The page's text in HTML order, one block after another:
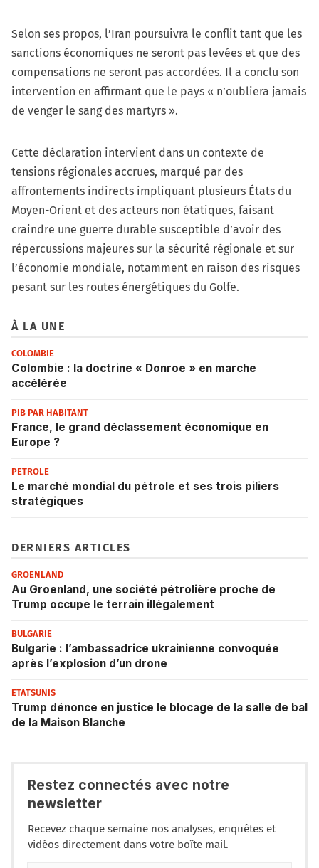
Selon ses propos, l’Iran poursuivra le conflit tant que les
sanctions économiques ne seront pas levées et que des
compensations ne seront pas accordées. Il a conclu son
intervention en affirmant que le pays « n’oubliera jamais
de venger le sang des martyrs ».
Cette déclaration intervient dans un contexte de
tensions régionales accrues, marqué par des
affrontements indirects impliquant plusieurs États du
Moyen-Orient et des acteurs non étatiques, faisant
craindre une guerre durable susceptible d’avoir des
répercussions majeures sur la sécurité régionale et sur
l’économie mondiale, notamment en raison des risques
pesant sur les routes énergétiques du Golfe.
À LA UNE
COLOMBIE
Colombie : la doctrine « Donroe » en marche
accélérée
PIB PAR HABITANT
France, le grand déclassement économique en
Europe ?
PETROLE
Le marché mondial du pétrole et ses trois piliers
stratégiques
DERNIERS ARTICLES
GROENLAND
Au Groenland, une société pétrolière proche de
Trump occupe le terrain illégalement
BULGARIE
Bulgarie : l’ambassadrice ukrainienne convoquée
après l’explosion d’un drone
ETATSUNIS
Trump dénonce en justice le blocage de la salle de bal
de la Maison Blanche
Restez connectés avec notre
newsletter
Recevez chaque semaine nos analyses, enquêtes et
vidéos directement dans votre boîte mail.